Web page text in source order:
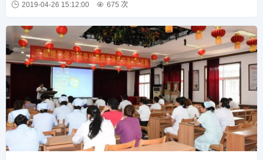
2019-04-26 15:12:00 675 次